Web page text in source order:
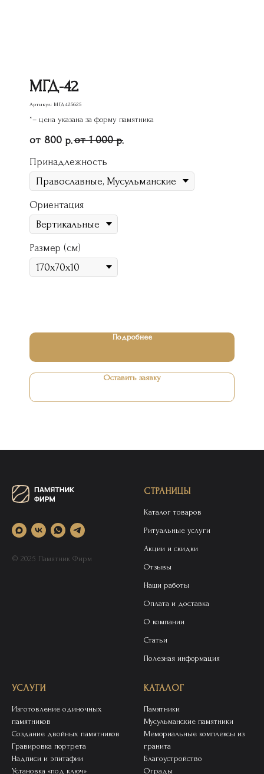
МГД-42
Артикул: МГД425625
*– цена указана за форму памятника
800 р. 1 000 р.
Принадлежность
Ориентация
Размер (см)
Подробнее
Оставить заявку
© 2025 Памятник Фирм
СТРАНИЦЫ
Каталог товаров
Ритуальные услуги
Акции и скидки
Отзывы
Наши работы
Оплата и доставка
О компании
Статьи
Полезная информация
УСЛУГИ
Изготовление одиночных
памятников
Создание двойных памятников
Гравировка портрета
Надписи и эпитафии
Установка «под ключ»
КАТАЛОГ
Памятники
Мусульманские памятники
Мемориальные комплексы из
гранита
Благоустройство
Ограды